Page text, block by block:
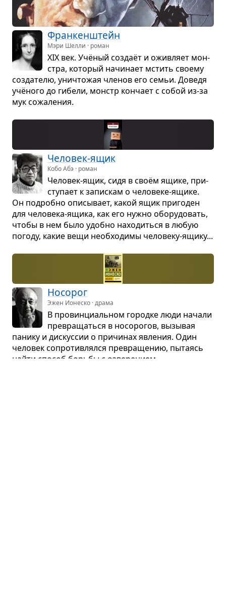
Фран­кен­штейн
Мэри Шелли · роман
XIX век. Учё­ный создаёт и ожив­ляет мон­
стра, кото­рый начи­нает мстить сво­ему
созда­телю, уни­что­жая чле­нов его семьи. Доведя
учёного до гибели, монстр кон­чает с собой из-за
мук сожа­ле­ния.
Чело­век-ящик
Кобо Абэ · роман
Чело­век-ящик, сидя в своём ящике, при­
сту­пает к запис­кам о чело­веке-ящике.
Он подробно опи­сы­вает, какой ящик при­го­ден
для чело­века-ящика, как его нужно обо­ру­до­вать,
чтобы в нем было удобно нахо­диться в любую
погоду, какие вещи необ­хо­димы чело­веку-ящику...
Носо­рог
Эжен Ионеско · драма
В про­вин­ци­аль­ном городке люди начали
пре­вра­щаться в носо­ро­гов, вызы­вая
панику и дис­кус­сии о при­чи­нах явле­ния. Один
чело­век сопро­тив­лялся пре­вра­ще­нию, пыта­ясь
найти спо­соб борьбы с озве­ре­нием.